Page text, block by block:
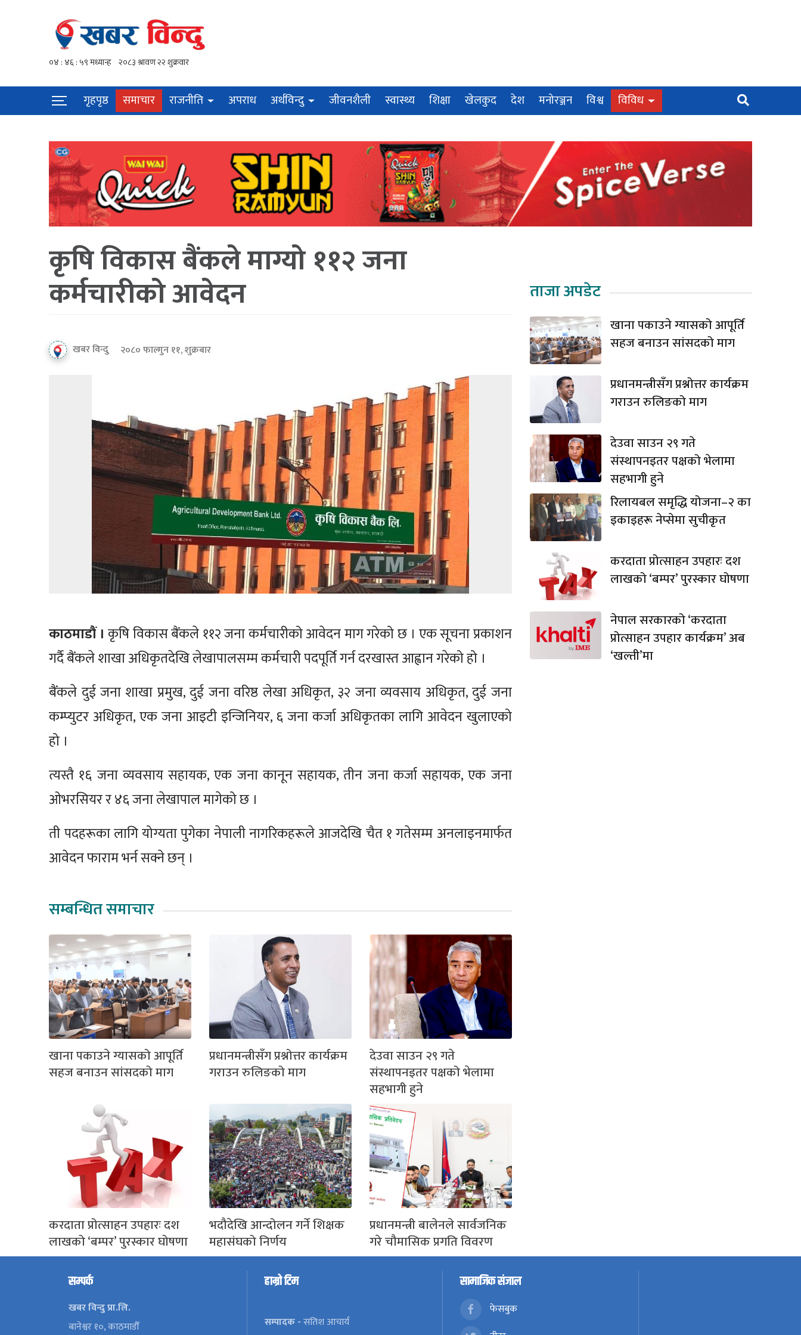
गृहपृष्ठ समाचार राजनीति अपराध अर्थविन्दु जीवनशैली स्वास्थ्य शिक्षा खेलकुद देश मनोरञ्जन विश्व विविध
कृषि विकास बैंकले माग्यो ११२ जना
कर्मचारीको आवेदन
खबर विन्दु २०८० फाल्गुन ११, शुक्रबार
काठमाडौं । कृषि विकास बैंकले ११२ जना कर्मचारीको आवेदन माग गरेको छ । एक सूचना प्रकाशन
गर्दै बैंकले शाखा अधिकृतदेखि लेखापालसम्म कर्मचारी पदपूर्ति गर्न दरखास्त आह्वान गरेको हो ।
बैंकले दुई जना शाखा प्रमुख, दुई जना वरिष्ठ लेखा अधिकृत, ३२ जना व्यवसाय अधिकृत, दुई जना
कम्प्युटर अधिकृत, एक जना आइटी इन्जिनियर, ६ जना कर्जा अधिकृतका लागि आवेदन खुलाएको
हो ।
त्यस्तै १६ जना व्यवसाय सहायक, एक जना कानून सहायक, तीन जना कर्जा सहायक, एक जना
ओभरसियर र ४६ जना लेखापाल मागेको छ ।
ती पदहरूका लागि योग्यता पुगेका नेपाली नागरिकहरूले आजदेखि चैत १ गतेसम्म अनलाइनमार्फत
आवेदन फाराम भर्न सक्ने छन् ।
सम्बन्धित समाचार
खाना पकाउने ग्यासको आपूर्ति
सहज बनाउन सांसदको माग
प्रधानमन्त्रीसँग प्रश्नोत्तर कार्यक्रम
गराउन रुलिङको माग
देउवा साउन २९ गते
संस्थापनइतर पक्षको भेलामा
सहभागी हुने
करदाता प्रोत्साहन उपहारः दश
लाखको ‘बम्पर’ पुरस्कार घोषणा
भदौदेखि आन्दोलन गर्ने शिक्षक
महासंघको निर्णय
प्रधानमन्त्री बालेनले सार्वजनिक
गरे चौमासिक प्रगति विवरण
ताजा अपडेट
खाना पकाउने ग्यासको आपूर्ति
सहज बनाउन सांसदको माग
प्रधानमन्त्रीसँग प्रश्नोत्तर कार्यक्रम
गराउन रुलिङको माग
देउवा साउन २९ गते
संस्थापनइतर पक्षको भेलामा
सहभागी हुने
रिलायबल समृद्धि योजना–२ का
इकाइहरू नेप्सेमा सुचीकृत
करदाता प्रोत्साहन उपहारः दश
लाखको ‘बम्पर’ पुरस्कार घोषणा
नेपाल सरकारको ‘करदाता
प्रोत्साहन उपहार कार्यक्रम’ अब
‘खल्ती’मा
सम्पर्क
खबर विन्दु प्रा.लि.
बानेश्वर १०, काठमाडौँ
हाम्रो टिम
सम्पादक -सतिश आचार्य
सामाजिक संजाल
फेसबुक